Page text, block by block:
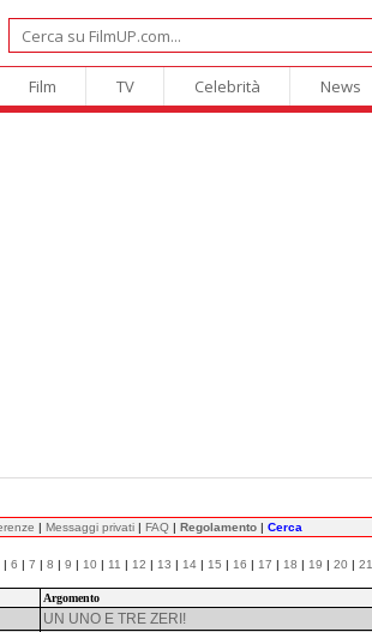
Film TV Celebrità News
| Messaggi privati | FAQ | Regolamento | Cerca
| 6 | 7 | 8 | 9 | 10 | 11 | 12 | 13 | 14 | 15 | 16 | 17 | 18 | 19 | 20 | 21
Argomento
UN UNO E TRE ZERI!